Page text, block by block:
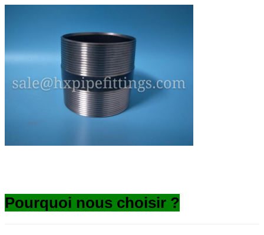
Pourquoi nous choisir ?